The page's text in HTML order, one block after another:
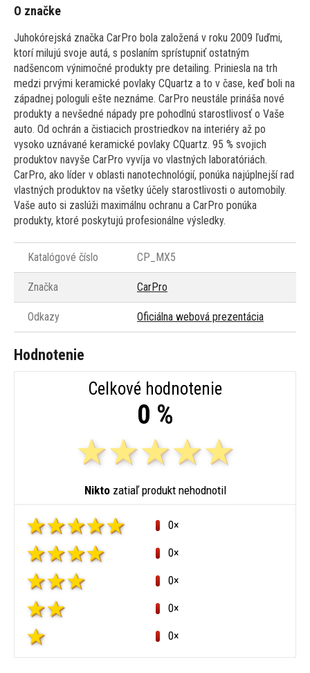
O značke
Juhokórejská značka CarPro bola založená v roku 2009 ľuďmi,
ktorí milujú svoje autá, s poslaním sprístupniť ostatným
nadšencom výnimočné produkty pre detailing. Priniesla na trh
medzi prvými keramické povlaky CQuartz a to v čase, keď boli na
západnej pologuli ešte neznáme. CarPro neustále prináša nové
produkty a nevšedné nápady pre pohodlnú starostlivosť o Vaše
auto. Od ochrán a čistiacich prostriedkov na interiéry až po
vysoko uznávané keramické povlaky CQuartz. 95 % svojich
produktov navyše CarPro vyvíja vo vlastných laboratóriách.
CarPro, ako líder v oblasti nanotechnológií, ponúka najúplnejší rad
vlastných produktov na všetky účely starostlivosti o automobily.
Vaše auto si zaslúži maximálnu ochranu a CarPro ponúka
produkty, ktoré poskytujú profesionálne výsledky.
Katalógové číslo CP_MX5
Značka CarPro
Odkazy Oficiálna webová prezentácia
Hodnotenie
Celkové hodnotenie
0 %
Niktozatiaľ produkt nehodnotil
0×
0×
0×
0×
0×